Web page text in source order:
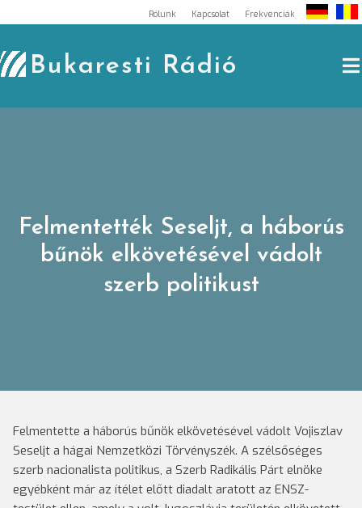
to
content
Rólunk Kapcsolat Frekvenciák
Bukaresti Rádió
Felmentették Seseljt, a háborús
bűnök elkövetésével vádolt
szerb politikust
Felmentette a háborús bűnök elkövetésével vádolt Vojiszlav
Seseljt a hágai Nemzetközi Törvényszék. A szélsőséges
szerb nacionalista politikus, a Szerb Radikális Párt elnöke
egyébként már az ítélet előtt diadalt aratott az ENSZ-